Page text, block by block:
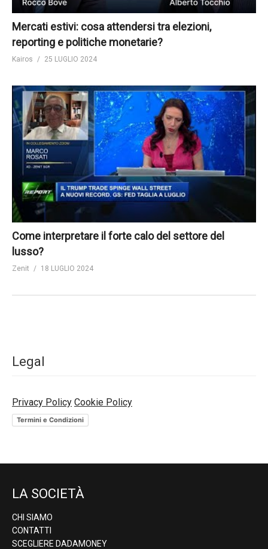
Mercati estivi: cosa attendersi tra elezioni,
reporting e politiche monetarie?
Kairos 25 LUGLIO 2024
Come interpretare il forte calo del settore del
lusso?
Zenit 18 LUGLIO 2024
Legal
Privacy Policy Cookie Policy
Termini e Condizioni
LA SOCIETÀ
CHI SIAMO
CONTATTI
SCEGLIERE DADAMONEY